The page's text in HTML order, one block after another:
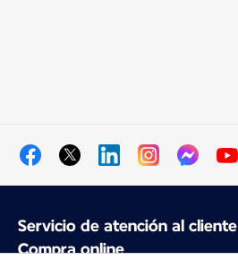
Servicio de atención al cliente
Compra online